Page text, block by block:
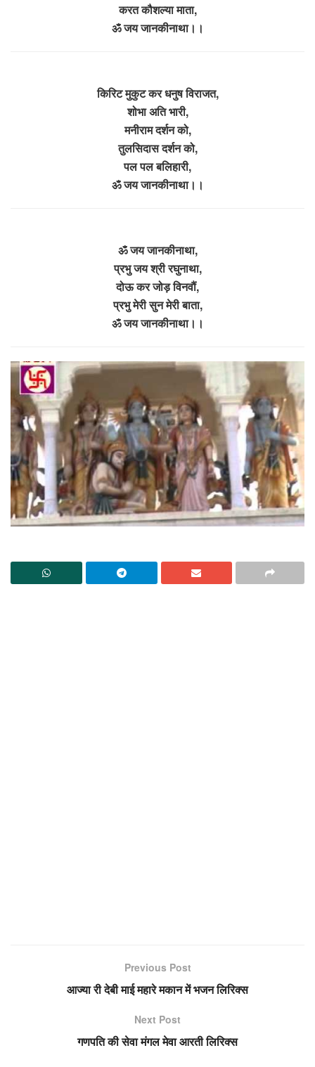
करत कौशल्या माता,
ॐ जय जानकीनाथा।।
किरिट मुकुट कर धनुष विराजत,
शोभा अति भारी,
मनीराम दर्शन को,
तुलसिदास दर्शन को,
पल पल बलिहारी,
ॐ जय जानकीनाथा।।
ॐ जय जानकीनाथा,
प्रभु जय श्री रघुनाथा,
दोऊ कर जोड़ विनवौं,
प्रभु मेरी सुन मेरी बाता,
ॐ जय जानकीनाथा।।
Previous Post
आज्या री देबी माई महारे मकान में भजन लिरिक्स
Next Post
गणपति की सेवा मंगल मेवा आरती लिरिक्स